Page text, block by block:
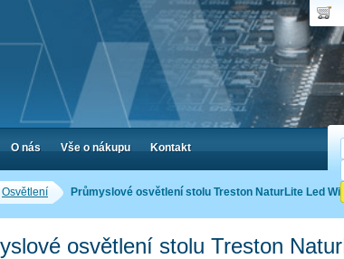
Osvětlení Průmyslové osvětlení stolu Treston NaturLite Led
osvětlení stolu Treston
Heslo:
O nás Vše o nákupu Kontakt